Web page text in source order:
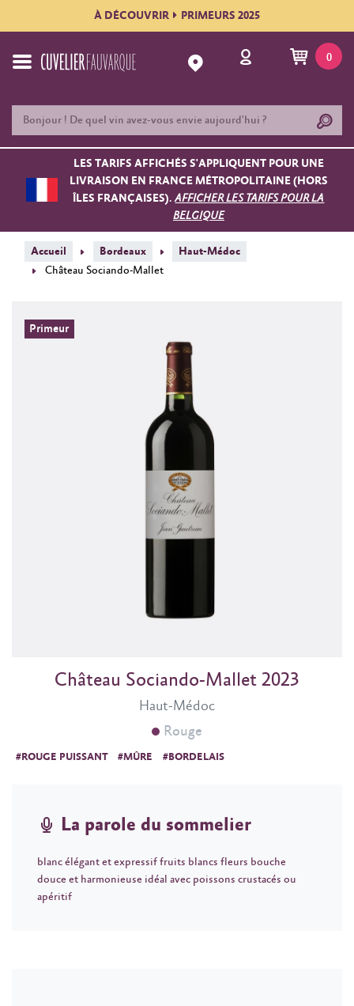
À DÉCOUVRIR PRIMEURS 2025
0
LES TARIFS AFFICHÉS S'APPLIQUENT POUR UNE
LIVRAISON EN FRANCE MÉTROPOLITAINE (HORS
ÎLES FRANÇAISES).AFFICHER LES TARIFS POUR LA
BELGIQUE
Accueil Bordeaux
Haut-Médoc
Château Sociando-Mallet
Primeur
Haut-Médoc
Château Sociando-Mallet 2023
Rouge
#ROUGE PUISSANT #MÛRE #BORDELAIS
La parole du sommelier
blanc élégant et expressif fruits blancs fleurs bouche
douce et harmonieuse idéal avec poissons crustacés ou
apéritif